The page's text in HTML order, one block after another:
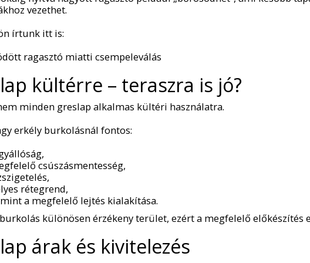
vezethet.
írtunk itt is:
ragasztó miatti csempeleválás
kültérre – teraszra is jó?
minden greslap alkalmas kültéri használatra.
erkély burkolásnál fontos:
csúszásmentesség,
rétegrend,
a megfelelő lejtés kialakítása.
különösen érzékeny terület, ezért a megfelelő előkészítés
árak és kivitelezés